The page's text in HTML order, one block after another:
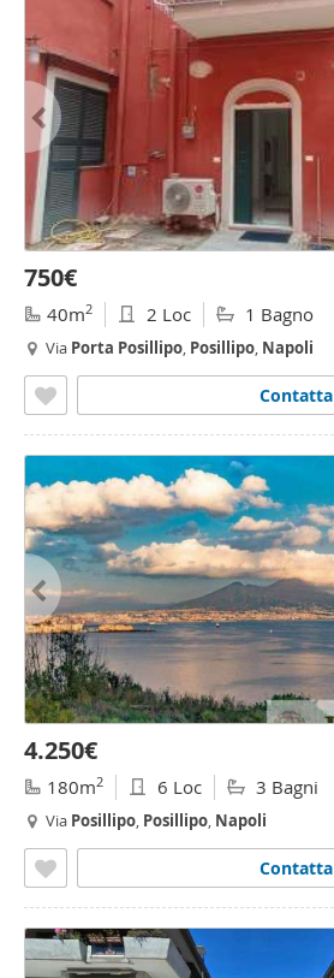
750€
40m2 2 Loc 1 Bagno
Via Porta Posillipo, Posillipo, Napoli
Contatta
4.250€
180m2 6 Loc 3 Bagni
Via Posillipo, Posillipo, Napoli
Contatta